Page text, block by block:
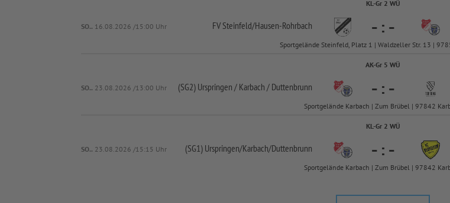
KL-Gr 2 WÜ
SO.. 16.08.2026 /15:00 Uhr FV Steinfeld/Hausen-Rohrbach - : -
Sportgelände Steinfeld, Platz 1 | Waldzeller Str. 13 |
AK-Gr 5 WÜ
SO.. 23.08.2026 /13:00 Uhr (SG2) Urspringen / Karbach / Duttenbrunn - : -
Sportgelände Karbach | Zum Brübel | 97842
KL-Gr 2 WÜ
SO.. 23.08.2026 /15:15 Uhr (SG1) Urspringen/Karbach/Duttenbrunn - : -
Sportgelände Karbach | Zum Brübel | 97842